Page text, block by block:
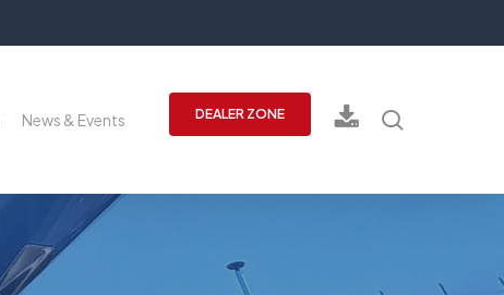
News & Events DEALER ZONE